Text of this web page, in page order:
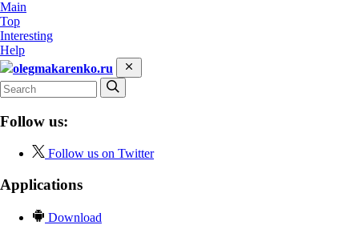
Main
Top
Interesting
Help
olegmakarenko.ru
Follow us:
Follow us on Twitter
Applications
Download